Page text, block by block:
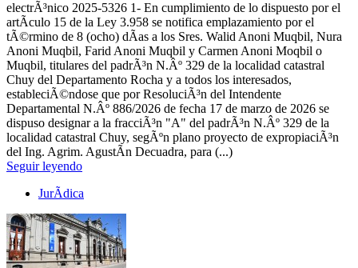
electrÃ³nico 2025-5326 1- En cumplimiento de lo dispuesto por el
artÃ­culo 15 de la Ley 3.958 se notifica emplazamiento por el
tÃ©rmino de 8 (ocho) dÃ­as a los Sres. Walid Anoni Muqbil, Nura
Anoni Muqbil, Farid Anoni Muqbil y Carmen Anoni Moqbil o
Muqbil, titulares del padrÃ³n N.Âº 329 de la localidad catastral
Chuy del Departamento Rocha y a todos los interesados,
estableciÃ©ndose que por ResoluciÃ³n del Intendente
Departamental N.Âº 886/2026 de fecha 17 de marzo de 2026 se
dispuso designar a la fracciÃ³n "A" del padrÃ³n N.Âº 329 de la
localidad catastral Chuy, segÃºn plano proyecto de expropiaciÃ³n
del Ing. Agrim. AgustÃ­n Decuadra, para (...)
Seguir leyendo
JurÃ­dica